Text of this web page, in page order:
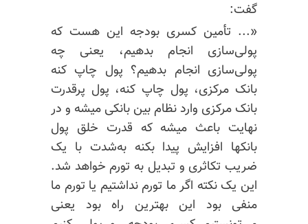
گفت:
«... تأمین کسری بودجه این هست که
پولی‌سازی انجام بدهیم، یعنی چه
پولی‌سازی انجام بدهیم؟ پول چاپ کنه
بانک مرکزی، پول چاپ کنه، پول پرقدرت
بانک مرکزی وارد نظام بین بانکی میشه و در
نهایت باعث میشه که قدرت خلق پول
بانکها افزایش پیدا بکنه به‌شدت با یک
ضریب تکاثری و تبدیل به تورم خواهد شد.
این یک نکته اگر ما تورم نداشتیم یا تورم ما
منفی بود این بهترین راه بود یعنی